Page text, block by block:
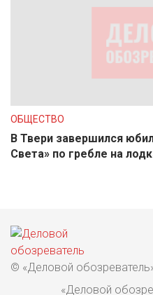
ОБЩЕСТВО
В Твери завершился
Света» по гребле на
© «Деловой
«Деловой